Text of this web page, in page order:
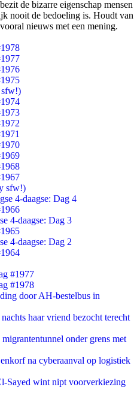
de bizarre eigenschap mensen
nooit de bedoeling is. Houdt van
nieuws met een mening.
sfw!)
sfw!)
4-daagse: Dag 4
4-daagse: Dag 3
4-daagse: Dag 2
#1977
#1978
door AH-bestelbus in
haar vriend bezocht terecht
onder grens met
na cyberaanval op logistiek
Sayed wint nipt voorverkiezing